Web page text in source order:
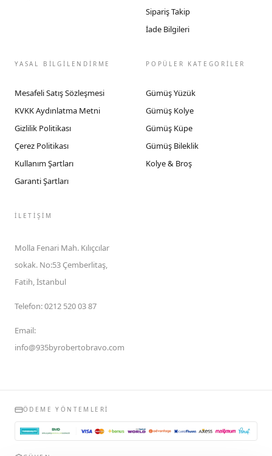
Sipariş Takip
İade Bilgileri
YASAL BİLGİLENDİRME
Mesafeli Satış Sözleşmesi
KVKK Aydınlatma Metni
Gizlilik Politikası
Çerez Politikası
Kullanım Şartları
Garanti Şartları
POPÜLER KATEGORİLER
Gümüş Yüzük
Gümüş Kolye
Gümüş Küpe
Gümüş Bileklik
Kolye & Broş
İLETIŞIM
Molla Fenari Mah. Kılıçcılar
sokak. No:53 Çemberlitaş,
Fatih, İstanbul
Telefon:0212 520 03 87
Email:
info@935byrobertobravo.com
ÖDEME YÖNTEMLERI